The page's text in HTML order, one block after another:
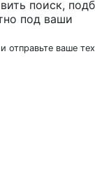
поиск,
под ваши
ваше